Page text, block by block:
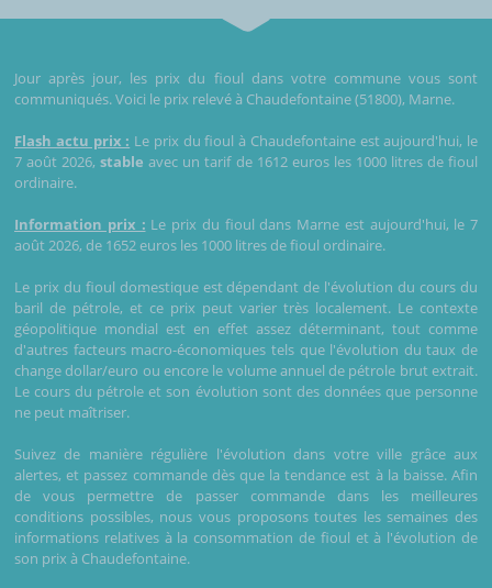
Jour après jour, les prix du fioul dans votre commune vous sont
communiqués. Voici le prix relevé à Chaudefontaine (51800), Marne.
Flash actu prix : Le prix du fioul à Chaudefontaine est aujourd'hui, le
7 août 2026,stable avec un tarif de 1612 euros les 1000 litres de fioul
ordinaire.
Information prix : Le prix du fioul dans Marne est aujourd'hui, le 7
août 2026, de 1652 euros les 1000 litres de fioul ordinaire.
Le prix du fioul domestique est dépendant de l'évolution du cours du
baril de pétrole, et ce prix peut varier très localement. Le contexte
géopolitique mondial est en effet assez déterminant, tout comme
d'autres facteurs macro-économiques tels que l'évolution du taux de
change dollar/euro ou encore le volume annuel de pétrole brut extrait.
Le cours du pétrole et son évolution sont des données que personne
ne peut maîtriser.
Suivez de manière régulière l'évolution dans votre ville grâce aux
alertes, et passez commande dès que la tendance est à la baisse. Afin
de vous permettre de passer commande dans les meilleures
conditions possibles, nous vous proposons toutes les semaines des
informations relatives à la consommation de fioul et à l'évolution de
son prix à Chaudefontaine.